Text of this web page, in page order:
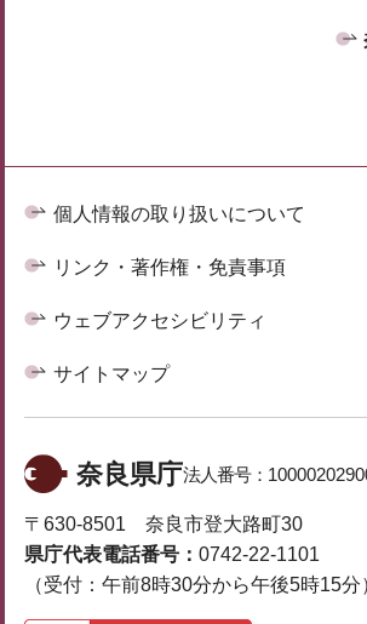
個人情報の取り扱いについて
リンク・著作権・免責事項
ウェブアクセシビリティ
サイトマップ
奈良県庁法人番号：
〒630-8501 奈良市登大路町30
県庁代表電話番号： 0742-22-1101
（受付：午前8時30分から午後5時15分